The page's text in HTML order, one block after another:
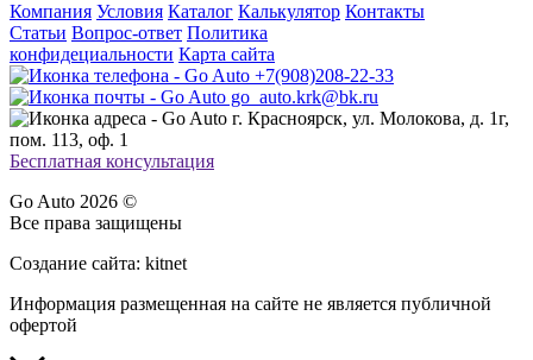
Компания Условия Каталог Калькулятор Контакты
Статьи Вопрос-ответ Политика
конфидециальности Карта сайта
+7(908)208-22-33
go_auto.krk@bk.ru
г. Красноярск, ул. Молокова, д. 1г,
пом. 113, оф. 1
Бесплатная консультация
Go Auto 2026 ©
Все права защищены
Создание сайта: kitnet
Информация размещенная на сайте не является публичной
офертой